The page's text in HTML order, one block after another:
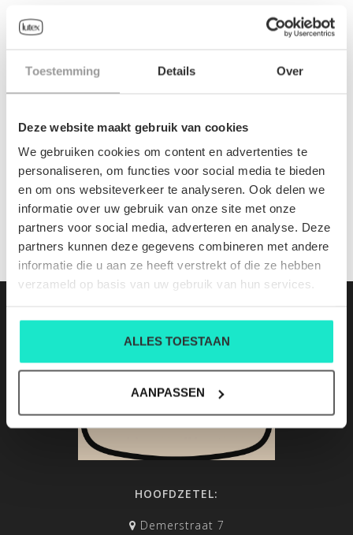
Toestemming Details Over
Deze website maakt gebruik van cookies
We gebruiken cookies om content en advertenties te
personaliseren, om functies voor social media te bieden
en om ons websiteverkeer te analyseren. Ook delen we
informatie over uw gebruik van onze site met onze
partners voor social media, adverteren en analyse. Deze
partners kunnen deze gegevens combineren met andere
informatie die u aan ze heeft verstrekt of die ze hebben
verzameld op basis van uw gebruik van hun services.
ALLES TOESTAAN
AANPASSEN
Geen informatie gevonden
VERBIER desert taupe
Nog niet gewaardeerd
0 sterren op basis van 0 beoordelingen
JE BEOORDELING TOEVOEGEN
HOOFDZETEL:
Demerstraat 7